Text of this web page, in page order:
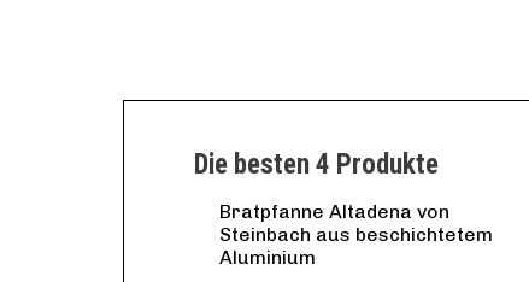
Die besten 4 Produkte
Bratpfanne Altadena von
Steinbach aus beschichtetem
Aluminium